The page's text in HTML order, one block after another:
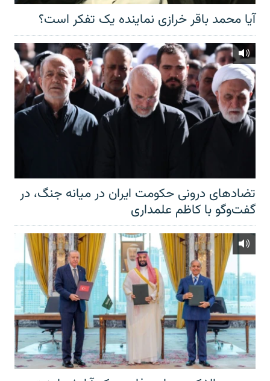
آیا محمد باقر خرازی نماینده یک تفکر است؟
تضادهای درونی حکومت ایران در میانه جنگ، در
گفت‌‌وگو با کاظم علمداری